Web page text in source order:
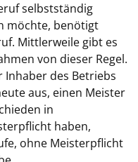
selbstständig
möchte, benötigt
Mittlerweile gibt es
von dieser Regel.
Inhaber des Betriebs
aus, einen Meister
in
haben,
ohne Meisterpflicht